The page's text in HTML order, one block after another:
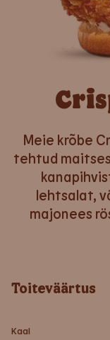
Meie krõbe
tehtud
lehtsalat,
majonees
Toiteväärtus
Kaal